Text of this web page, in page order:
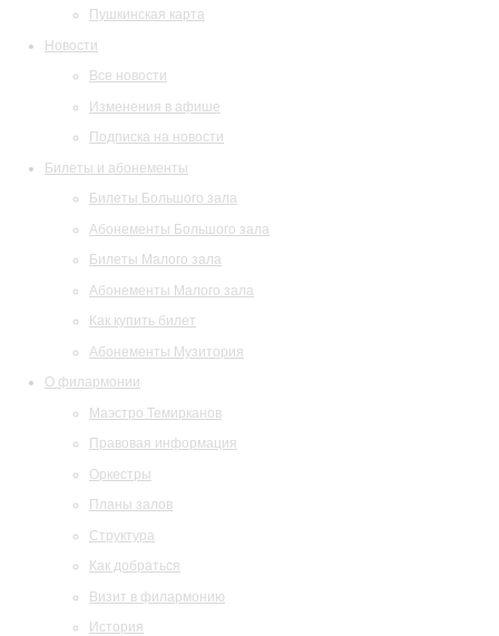
Пушкинская карта
Новости
Все новости
Изменения в афише
Подписка на новости
Билеты и абонементы
Билеты Большого зала
Абонементы Большого зала
Билеты Малого зала
Абонементы Малого зала
Как купить билет
Абонементы Музитория
О филармонии
Маэстро Темирканов
Правовая информация
Оркестры
Планы залов
Структура
Как добраться
Визит в филармонию
История